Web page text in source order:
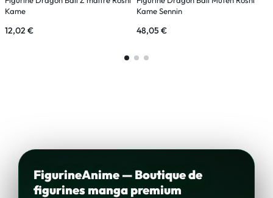
Kame
12,02 €
Kame Sennin
48,05 €
FigurineAnime — Boutique de
figurines manga premium